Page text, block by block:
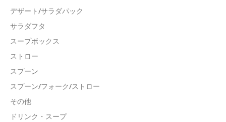
デザート/サラダパック
サラダフタ
スープボックス
ストロー
スプーン
スプーン/フォーク/ストロー
その他
ドリンク・スープ